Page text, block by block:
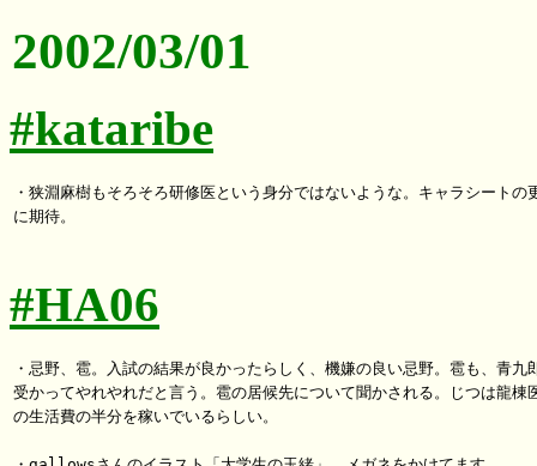
2002/03/01
#kataribe
・狭淵麻樹もそろそろ研修医という身分ではないような。キャラシートの
に期待。
#HA06
・忌野、雹。入試の結果が良かったらしく、機嫌の良い忌野。雹も、青九
受かってやれやれだと言う。雹の居候先について聞かされる。じつは龍棟
の生活費の半分を稼いでいるらしい。